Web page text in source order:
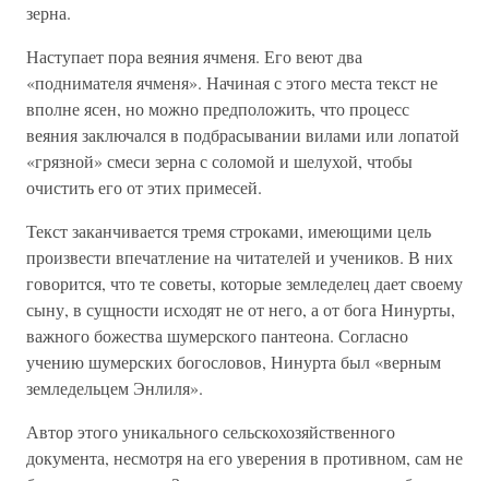
зерна.
Наступает пора веяния ячменя. Его веют два
«поднимателя ячменя». Начиная с этого места текст не
вполне ясен, но можно предположить, что процесс
веяния заключался в подбрасывании вилами или лопатой
«грязной» смеси зерна с соломой и шелухой, чтобы
очистить его от этих примесей.
Текст заканчивается тремя строками, имеющими цель
произвести впечатление на читателей и учеников. В них
говорится, что те советы, которые земледелец дает своему
сыну, в сущности исходят не от него, а от бога Нинурты,
важного божества шумерского пантеона. Согласно
учению шумерских богословов, Нинурта был «верным
земледельцем Энлиля».
Автор этого уникального сельскохозяйственного
документа, несмотря на его уверения в противном, сам не